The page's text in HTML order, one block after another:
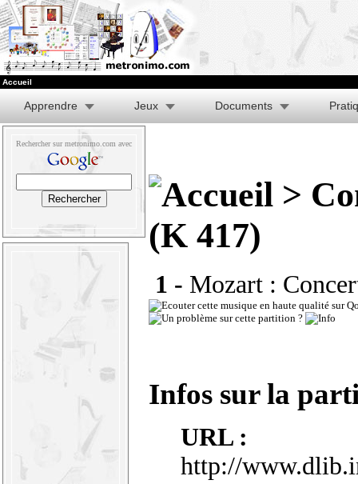
Accueil
Apprendre Jeux Documents
Rechercher sur metronimo.com avec
>
(K 417)
1 - Mozart :
Infos sur la
URL :
http://